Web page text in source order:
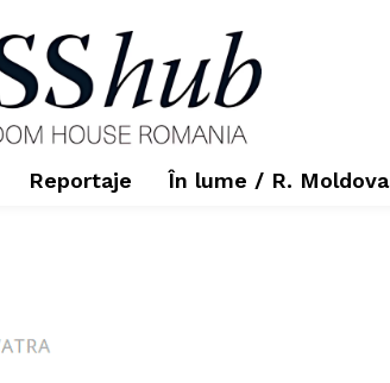
Reportaje În lume / R. Moldova